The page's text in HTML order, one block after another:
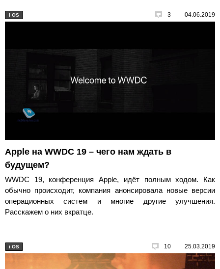
i OS 3 04.06.2019
Apple на WWDC 19 – чего нам ждать в
будущем?
WWDC 19, конференция Apple, идёт полным ходом. Как
обычно происходит, компания анонсировала новые версии
операционных систем и многие другие улучшения.
Расскажем о них вкратце.
i OS 10 25.03.2019